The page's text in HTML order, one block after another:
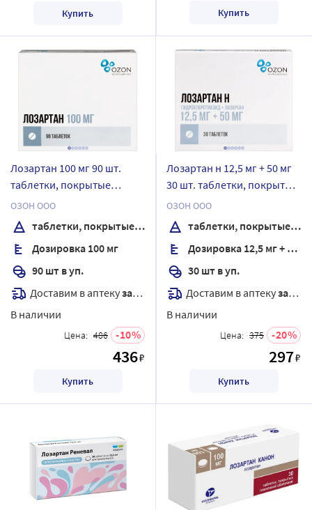
Купить Купить
Лозартан 100 мг 90 шт.
таблетки, покрытые
пленочной оболочкой
ОЗОН ООО
таблетки, покрытые пленочной оболочкой
Дозировка 100 мг
90 шт в уп.
Доставим в аптекузавтра
В наличии
Цена: 486 10
436₽
Купить
Лозартан н 12,5 мг + 50 мг
30 шт. таблетки, покрытые
пленочной оболочкой
ОЗОН ООО
таблетки, покрытые пленочной оболочкой
Дозировка 12,5 мг + 50 мг
30 шт в уп.
Доставим в аптекузавтра
В наличии
Цена: 375 20
297₽
Купить